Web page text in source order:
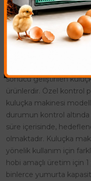
Kuluçka Makinesi
Kuluçka Makinesi ile
olarak yapılmaktadır.
ancak bu durum
uzatır. Civciv çıkması
sonucu geliştirilen
ürünlerdir. Özel kontrol
kuluçka makinesi
durumun kontrol altında
süre içerisinde,
olmaktadır. Kuluçka
yönelik kullanım için
hobi amaçlı üretim için
binlerce yumurta